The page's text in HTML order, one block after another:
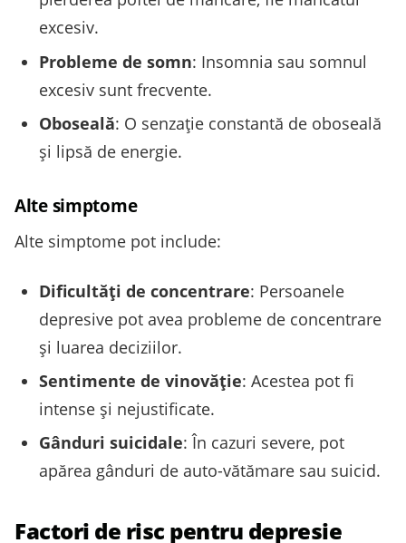
excesiv.
Probleme de somn: Insomnia sau somnul
excesiv sunt frecvente.
Oboseală: O senzație constantă de oboseală
și lipsă de energie.
Alte simptome
Alte simptome pot include:
Dificultăți de concentrare: Persoanele
depresive pot avea probleme de concentrare
și luarea deciziilor.
Sentimente de vinovăție: Acestea pot fi
intense și nejustificate.
Gânduri suicidale: În cazuri severe, pot
apărea gânduri de auto-vătămare sau suicid.
Factori de risc pentru depresie